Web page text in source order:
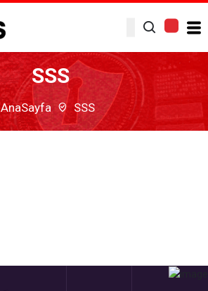
SSS
AnaSayfa SSS